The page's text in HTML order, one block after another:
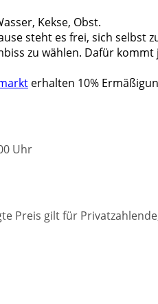
Kekse, Obst.
steht es frei, sich selbst
zu wählen. Dafür
erhalten 10%
Uhr
Preis gilt für